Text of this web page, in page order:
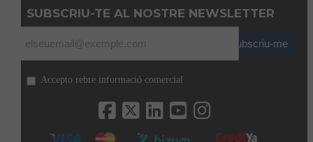
SUBSCRIU-TE AL NOSTRE NEWSLETTER
Subscriu-me
Accepto rebre informació comercial